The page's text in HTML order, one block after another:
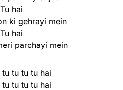
Tu hai
ki gehrayi mein
Tu hai
parchayi mein
tu tu tu tu hai
tu tu tu tu hai